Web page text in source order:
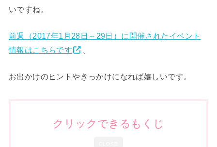
いですね。
前週（2017年1月28日～29日）に開催されたイベント
情報はこちらです
。
お出かけのヒントやきっかけになれば嬉しいです。
クリックできるもくじ